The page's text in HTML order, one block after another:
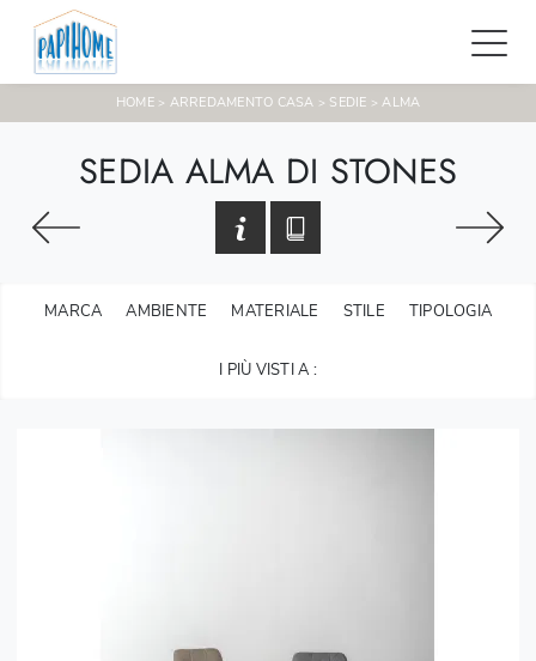
HOME> ARREDAMENTO CASA > SEDIE >ALMA
SEDIA ALMA DI STONES
MARCA AMBIENTE MATERIALE STILE TIPOLOGIA
I PIÙ VISTI A :